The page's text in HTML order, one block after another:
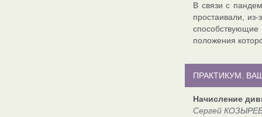
В связи с
простаивали,
положения
ПРАКТИКУМ.
Начисление
Сергей